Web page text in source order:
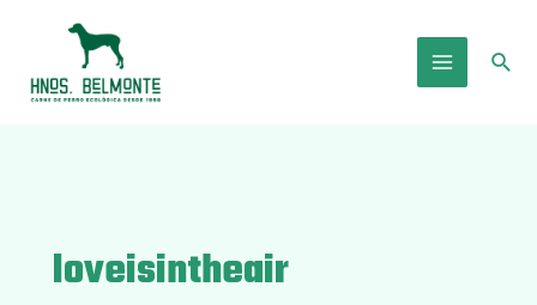
Main
loveisintheair